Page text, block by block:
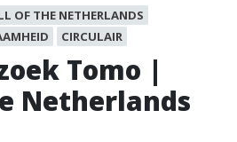
OF THE NETHERLANDS
CIRCULAIR
Tomo |
Netherlands